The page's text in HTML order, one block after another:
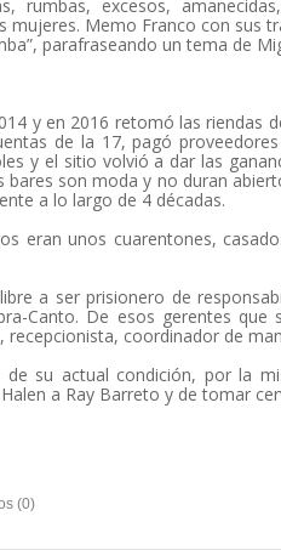
rumbas, excesos,
mujeres. Memo Franco con sus
parafraseando un tema de
y en 2016 retomó las riendas
de la 17, pagó
y el sitio volvió a dar las
son moda y no duran
a lo largo de 4 décadas.
eran unos cuarentones,
a ser prisionero de
Canto. De esos gerentes
recepcionista, coordinador de
su actual condición, por la
a Ray Barreto y de tomar
(0)